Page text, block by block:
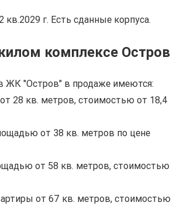
кв.2029 г. Есть сданные корпуса.
комплексе Остров
ЖК "Остров" в продаже имеются:
28 кв. метров, стоимостью от 18,4
от 38 кв. метров по цене
от 58 кв. метров, стоимостью
от 67 кв. метров, стоимостью